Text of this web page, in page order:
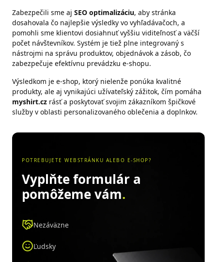
Zabezpečili sme aj SEO optimalizáciu, aby stránka
dosahovala čo najlepšie výsledky vo vyhľadávačoch, a
pomohli sme klientovi dosiahnuť vyššiu viditeľnosť a väčší
počet návštevníkov. Systém je tiež plne integrovaný s
nástrojmi na správu produktov, objednávok a zásob, čo
zabezpečuje efektívnu prevádzku e-shopu.
Výsledkom je e-shop, ktorý nielenže ponúka kvalitné
produkty, ale aj vynikajúci užívateľský zážitok, čím pomáha
myshirt.cz rásť a poskytovať svojim zákazníkom špičkové
služby v oblasti personalizovaného oblečenia a doplnkov.
POTREBUJETE WEBSTRÁNKU ALEBO E-SHOP?
Vyplňte formulár a
pomôžeme vám.
Nezáväzne
Ľudsky